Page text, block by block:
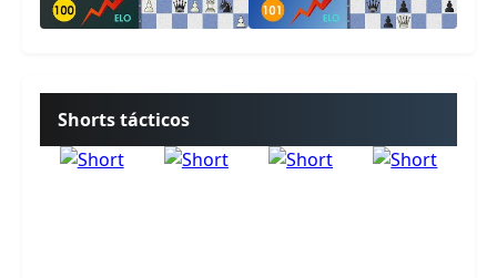
Shorts tácticos